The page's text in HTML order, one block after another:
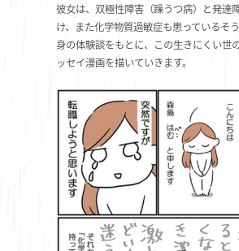
彼女は、双極性障害（躁うつ病）と発達
け、また化学物質過敏症も患っているそ
身の体験談をもとに、この生きにくい世
ッセイ漫画を描いていきます。